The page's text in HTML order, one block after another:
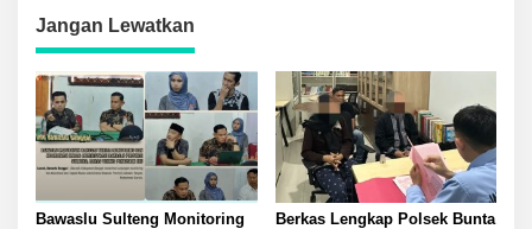
Jangan Lewatkan
Bawaslu Sulteng Monitoring
Berkas Lengkap Polsek Bunta